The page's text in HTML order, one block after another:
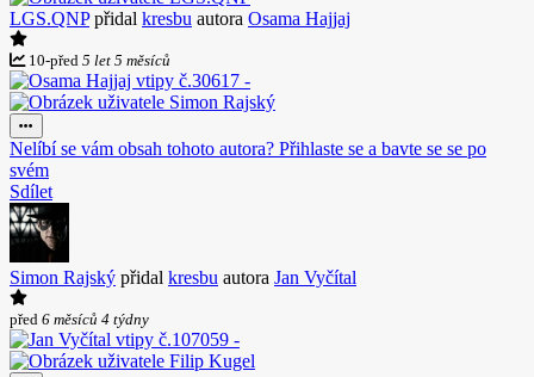
LGS.QNPpřidal kresbu autora Osama Hajjaj
10-před 5 let 5 měsíců
Nelíbí se vám obsah tohoto autora? Přihlaste se a bavte se se po
svém
Sdílet
Simon Rajský přidal kresbu autora Jan Vyčítal
před 6 měsíců 4 týdny